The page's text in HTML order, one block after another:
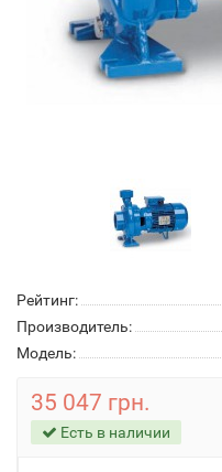
Рейтинг:
Производитель:
Модель:
35 047 грн.
Есть в наличии